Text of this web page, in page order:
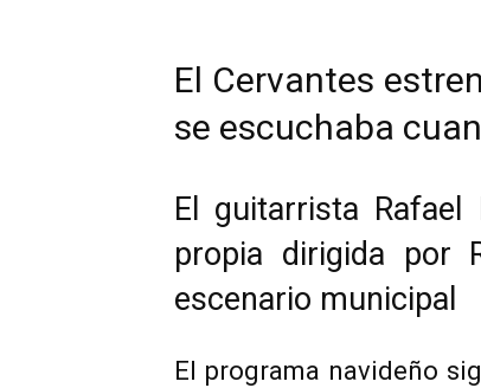
El Cervantes
se escuchaba
El guitarrista
propia dirigida por
escenario municipal
El programa navideño